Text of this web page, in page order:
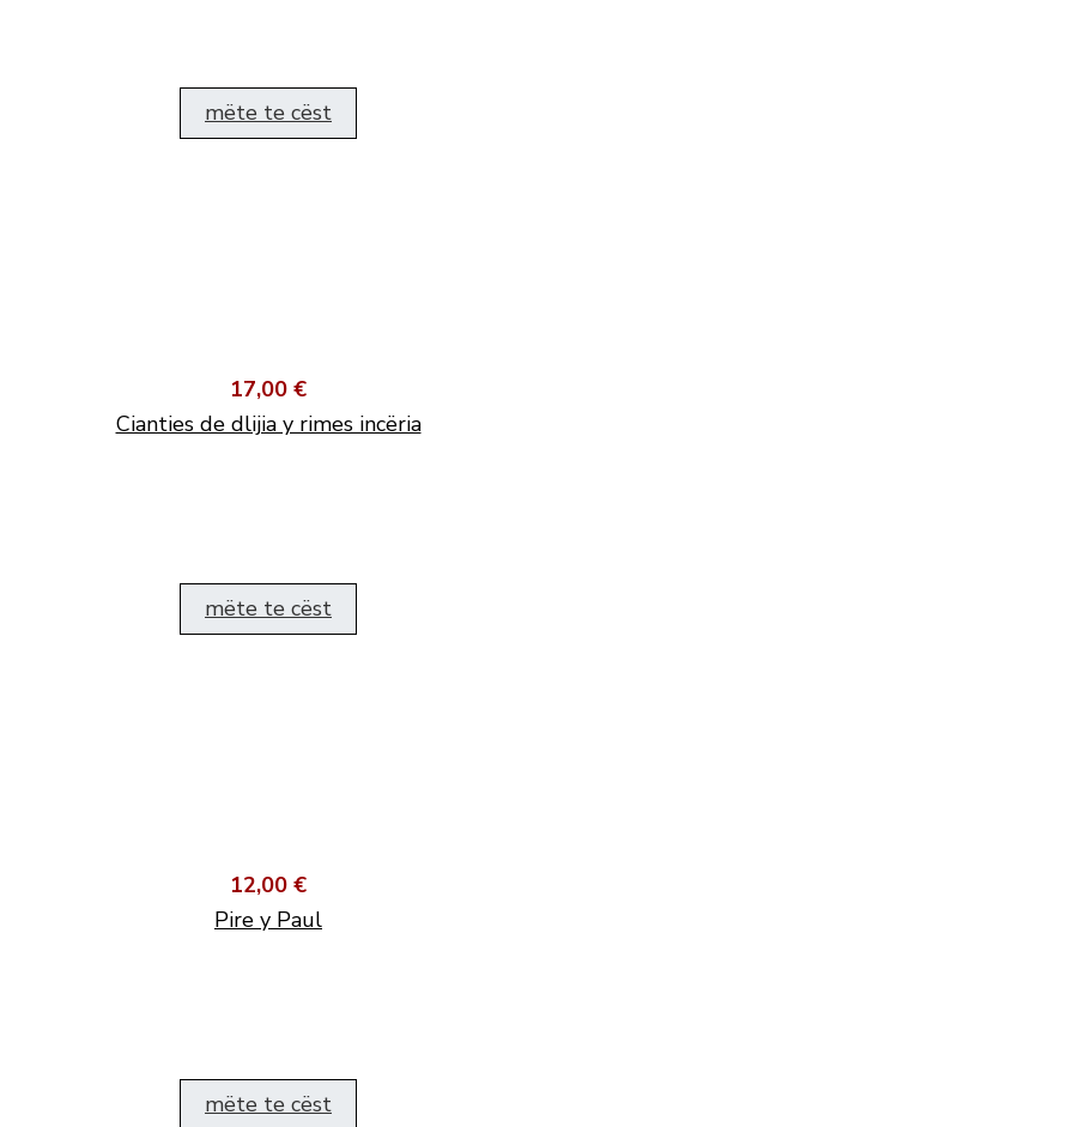
mëte te cëst
17,00 €
Cianties de dlijia y rimes incëria
mëte te cëst
12,00 €
Pire y Paul
mëte te cëst